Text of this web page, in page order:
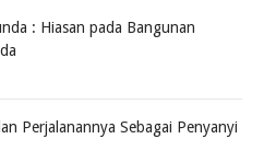
: Hiasan pada Bangunan
Perjalanannya Sebagai Penyanyi